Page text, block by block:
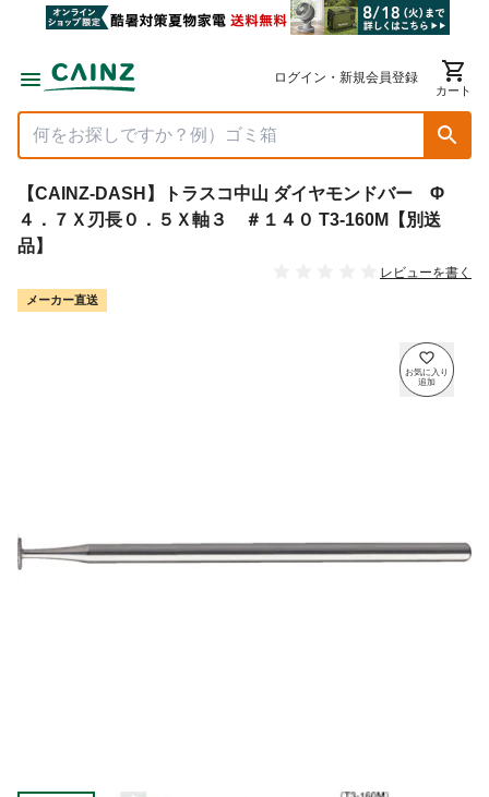
ログイン・新規会員登録
カート
【CAINZ-DASH】トラスコ中山 ダイヤモンドバー Φ
４．７Ｘ刃長０．５Ｘ軸３ ＃１４０ T3-160M【別送
品】
レビューを書く
メーカー直送